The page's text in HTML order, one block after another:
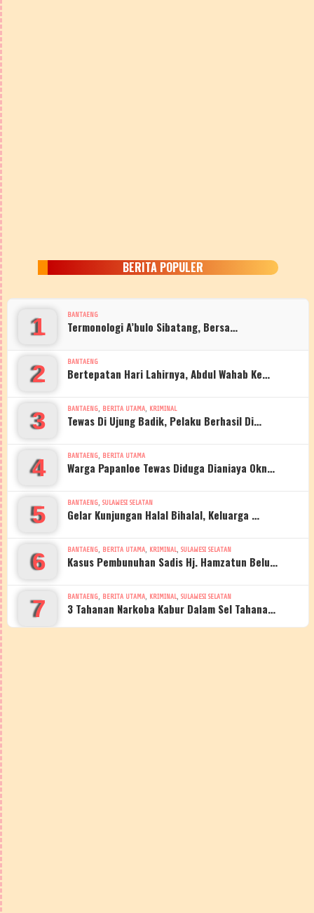
BERITA POPULER
1 BANTAENG
Termonologi A’bulo Sibatang, Bersa…
2 BANTAENG
Bertepatan Hari Lahirnya, Abdul Wahab Ke…
3 BANTAENG, BERITA UTAMA, KRIMINAL
Tewas Di Ujung Badik, Pelaku Berhasil Di…
4 BANTAENG, BERITA UTAMA
Warga Papanloe Tewas Diduga Dianiaya Okn…
5 BANTAENG, SULAWESI SELATAN
Gelar Kunjungan Halal Bihalal, Keluarga …
6 BANTAENG, BERITA UTAMA, KRIMINAL, SULAWESI SELATAN
Kasus Pembunuhan Sadis Hj. Hamzatun Belu…
7 BANTAENG, BERITA UTAMA, KRIMINAL, SULAWESI SELATAN
3 Tahanan Narkoba Kabur Dalam Sel Tahana…